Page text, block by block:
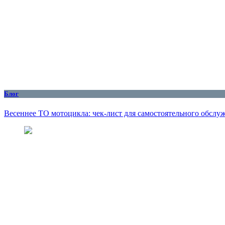
Блог
Весеннее ТО мотоцикла: чек-лист для самостоятельного